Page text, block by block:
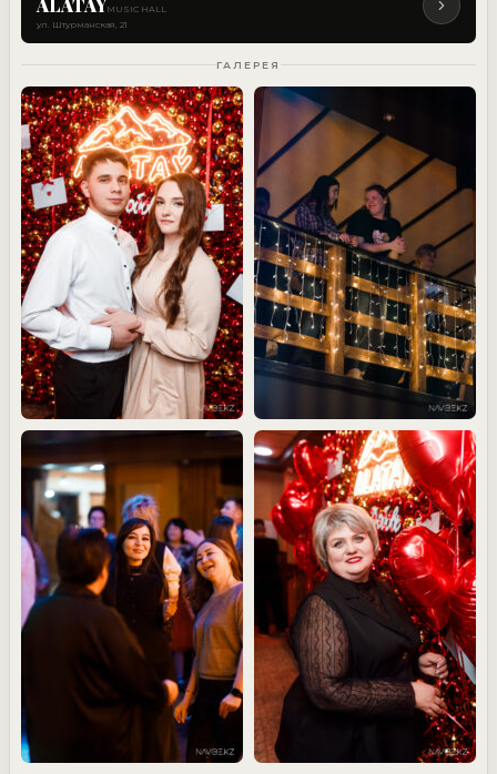
ALATAYMUSIC HALL
ул. Штурманская, 21
ГАЛЕРЕЯ